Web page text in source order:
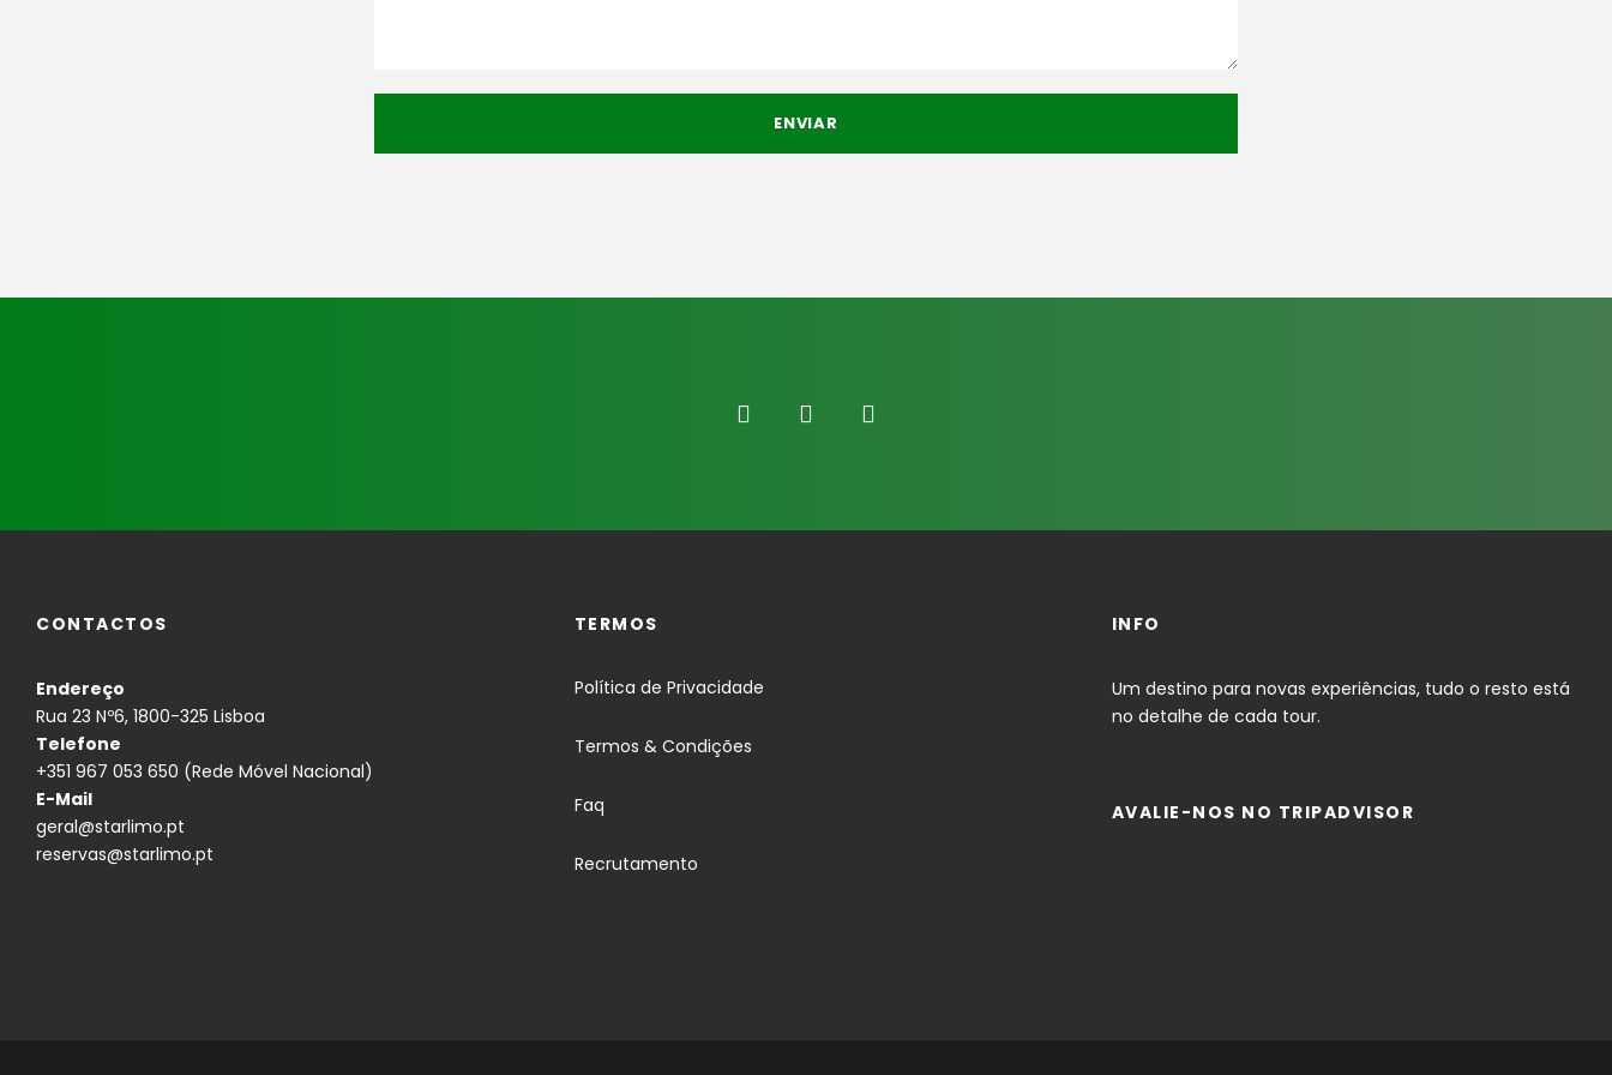
CONTACTOS
Endereço
Rua 23 Nº6, 1800-325 Lisboa
Telefone
+351 967 053 650 (Rede Móvel Nacional)
E-Mail
geral@starlimo.pt
reservas@starlimo.pt
TERMOS
Política de Privacidade
Termos & Condições
Faq
Recrutamento
INFO
Um destino para novas experiências, tudo o resto está
no detalhe de cada tour.
AVALIE-NOS NO TRIPADVISOR